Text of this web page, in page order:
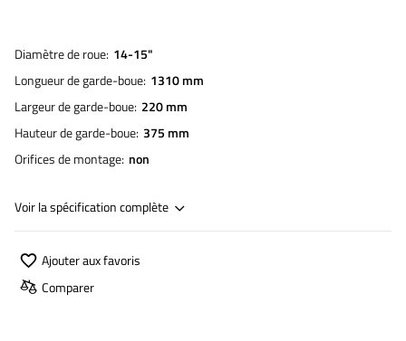
Diamètre de roue 14-15"
Longueur de garde-boue 1310 mm
Largeur de garde-boue 220 mm
Hauteur de garde-boue 375 mm
Orifices de montage non
Voir la spécification complète
Ajouter aux favoris
Comparer